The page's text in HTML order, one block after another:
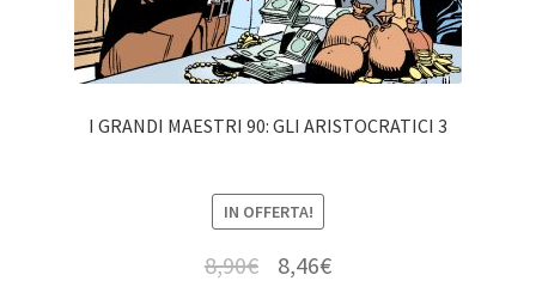
I GRANDI MAESTRI 90: GLI ARISTOCRATICI 3
IN OFFERTA!
8,90€ 8,46€